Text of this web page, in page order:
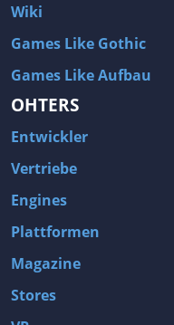
Wiki
Games Like Gothic
Games Like Aufbau
OHTERS
Entwickler
Vertriebe
Engines
Plattformen
Magazine
Stores